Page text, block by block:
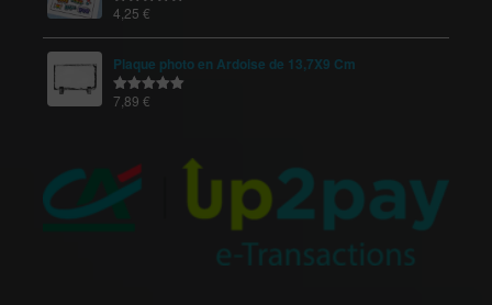
Note5.00
4,25 €
Plaque photo en Ardoise de 13,7X9 Cm
Note5.00
7,89 €